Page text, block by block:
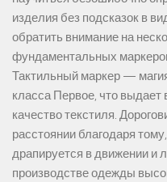
изделия без подсказок в
обратить внимание на
фундаментальных
Тактильный маркер —
класса Первое, что
качество текстиля.
расстоянии благодаря
драпируется в движении и
производстве одежды